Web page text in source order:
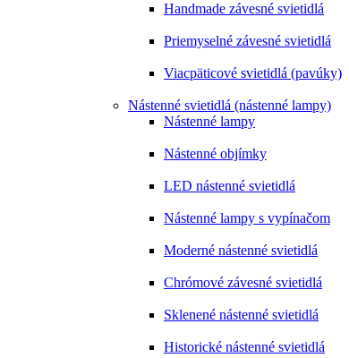
Handmade závesné svietidlá
Priemyselné závesné svietidlá
Viacpäticové svietidlá (pavúky)
Nástenné svietidlá (nástenné lampy)
Nástenné lampy
Nástenné objímky
LED nástenné svietidlá
Nástenné lampy s vypínačom
Moderné nástenné svietidlá
Chrómové závesné svietidlá
Sklenené nástenné svietidlá
Historické nástenné svietidlá